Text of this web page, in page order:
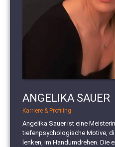
ANGELIKA SAUER
Karriere & Profiling
Angelika Sauer ist eine
tiefenpsychologische Motive,
lenken, im Handumdrehen. Die